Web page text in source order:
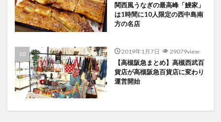
関西風うなぎの最高峰「鰻家」
は1時間に10人限定の西中島南
方の名店
2019年1月7日 29079view
【高槻阪急まとめ】高槻西武百
貨店が高槻阪急百貨店に変わり
運営開始